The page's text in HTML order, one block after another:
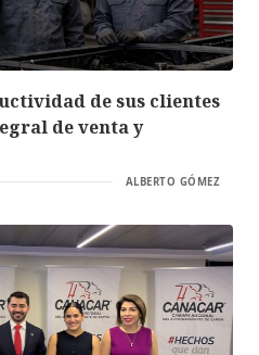
de sus clientes
de venta y
ALBERTO GÓMEZ